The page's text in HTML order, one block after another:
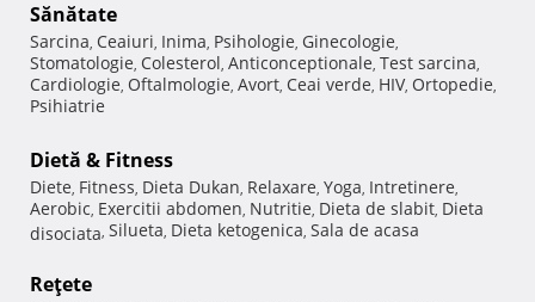
Sănătate
Sarcina, Ceaiuri, Inima, Psihologie, Ginecologie,
Stomatologie, Colesterol, Anticonceptionale, Test sarcina,
Cardiologie, Oftalmologie, Avort, Ceai verde, HIV, Ortopedie,
Psihiatrie
Dietă & Fitness
Diete, Fitness, Dieta Dukan, Relaxare, Yoga, Intretinere,
Aerobic, Exercitii abdomen, Nutritie, Dieta de slabit, Dieta
disociata, Silueta, Dieta ketogenica, Sala de acasa
Reţete